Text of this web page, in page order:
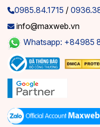
0985.84.1715 /
info@maxweb.vn
Whatsapp: +84985